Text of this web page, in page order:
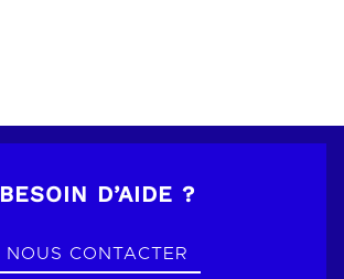
BESOIN D’AIDE ?
NOUS CONTACTER